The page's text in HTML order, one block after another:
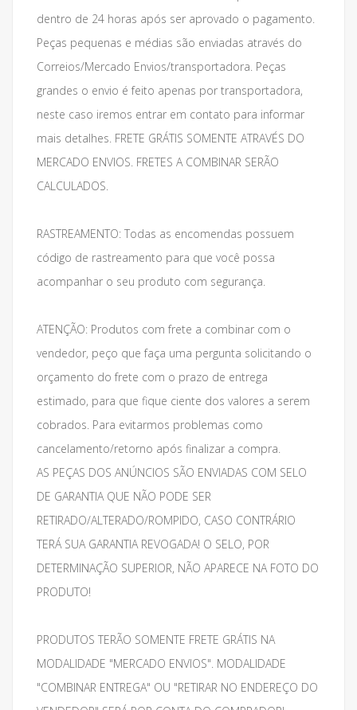
dentro de 24 horas após ser aprovado o pagamento.
Peças pequenas e médias são enviadas através do
Correios/Mercado Envios/transportadora. Peças
grandes o envio é feito apenas por transportadora,
neste caso iremos entrar em contato para informar
mais detalhes. FRETE GRÁTIS SOMENTE ATRAVÉS DO
MERCADO ENVIOS. FRETES A COMBINAR SERÃO
CALCULADOS.
RASTREAMENTO: Todas as encomendas possuem
código de rastreamento para que você possa
acompanhar o seu produto com segurança.
ATENÇÃO: Produtos com frete a combinar com o
vendedor, peço que faça uma pergunta solicitando o
orçamento do frete com o prazo de entrega
estimado, para que fique ciente dos valores a serem
cobrados. Para evitarmos problemas como
cancelamento/retorno após finalizar a compra.
AS PEÇAS DOS ANÚNCIOS SÃO ENVIADAS COM SELO
DE GARANTIA QUE NÃO PODE SER
RETIRADO/ALTERADO/ROMPIDO, CASO CONTRÁRIO
TERÁ SUA GARANTIA REVOGADA! O SELO, POR
DETERMINAÇÃO SUPERIOR, NÃO APARECE NA FOTO DO
PRODUTO!
PRODUTOS TERÃO SOMENTE FRETE GRÁTIS NA
MODALIDADE "MERCADO ENVIOS". MODALIDADE
"COMBINAR ENTREGA" OU "RETIRAR NO ENDEREÇO DO